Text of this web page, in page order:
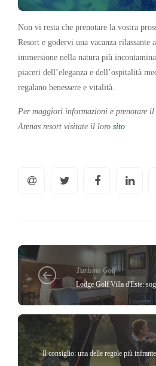
Non vi resta che prenotare la vostra
Resort e godervi una vacanza rilassante
immersione nella natura più
piaceri dell’eleganza e dell’ospitalità
regalano benessere e vitalità.
Per maggiori informazioni e prenotare
Arenas resort visitate il loro sito
Turismo Golf
Lodge Golf Villa d'Este:
Il consiglio: una delle regole più